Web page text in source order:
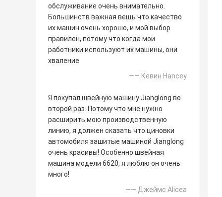
обслуживание очень внимательно.
Большинств важная вещь что качество
их машин очень хорошо, и мой выбор
правилен, потому что когда мои
работники используют их машины, они
хваление
—— Кевин Hancey
Я покупал швейную машину Jianglong во
второй раз. Потому что мне нужно
расширить мою производственную
линию, я должен сказать что циновки
автомобиля зашитые машиной Jianglong
очень красивы! Особенно швейная
машина модели 6620, я люблю он очень
много!
—— Джеймс Alicea